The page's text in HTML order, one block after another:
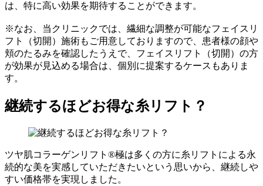
は、特に高い効果を期待することができます。
※なお、当クリニックでは、繊細な調整が可能なフェイスリ
フト（切開）施術もご用意しておりますので、患者様の顔や
頬のたるみを確認したうえで、フェイスリフト（切開）の方
が効果が見込める場合は、個別に提案するケースもありま
す。
継続するほどお得な糸リフト？
ツヤ肌コラーゲンリフト®極は多くの方に糸リフトによる永
続的な美を実感していただきたいという思いから、 継続しや
すい価格帯を実現 しました。